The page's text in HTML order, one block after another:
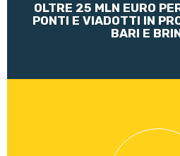
OLTRE 25 MLN EURO
PONTI E VIADOTTI IN
BARI E
Alle 2:40 di notte, il nostro